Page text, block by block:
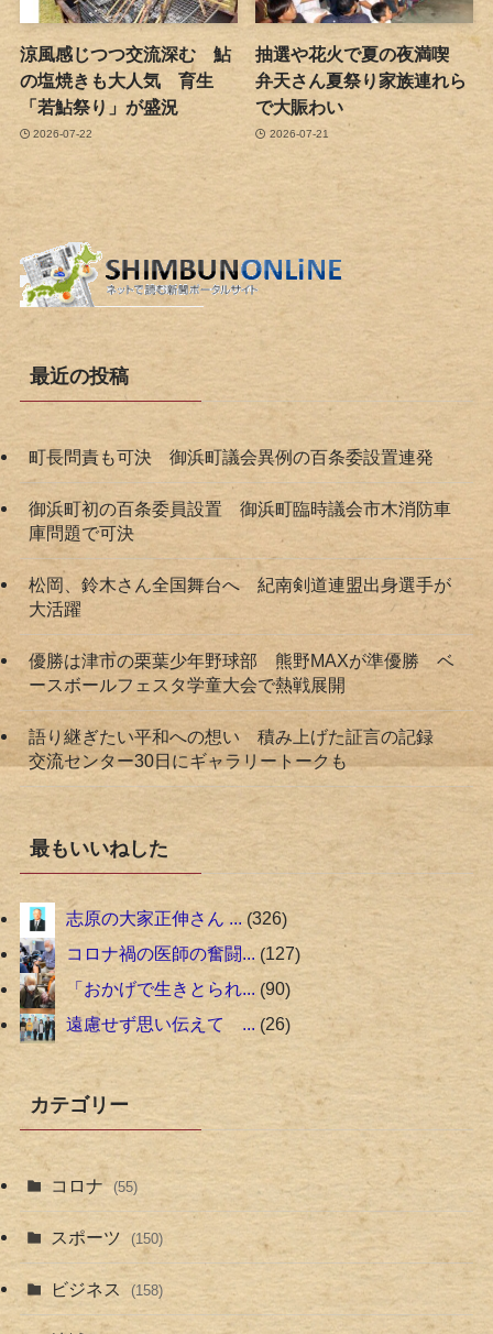
涼風感じつつ交流深む 鮎
の塩焼きも大人気 育生
「若鮎祭り」が盛況
2026-07-22
抽選や花火で夏の夜満喫
弁天さん夏祭り家族連れら
で大賑わい
2026-07-21
最近の投稿
町長問責も可決 御浜町議会異例の百条委設置連発
御浜町初の百条委員設置 御浜町臨時議会市木消防車
庫問題で可決
松岡、鈴木さん全国舞台へ 紀南剣道連盟出身選手が
大活躍
優勝は津市の栗葉少年野球部 熊野MAXが準優勝 ベ
ースボールフェスタ学童大会で熱戦展開
語り継ぎたい平和への想い 積み上げた証言の記録
交流センター30日にギャラリートークも
最もいいねした
志原の大家正伸さん ... 326
コロナ禍の医師の奮闘... 127
「おかげで生きとられ... 90
遠慮せず思い伝えて ... 26
カテゴリー
コロナ (55)
スポーツ (150)
ビジネス (158)